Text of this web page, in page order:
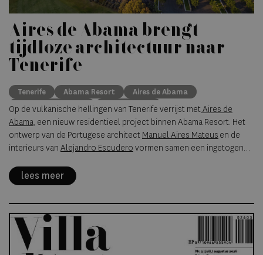
Aires de Abama brengt
tijdloze architectuur naar
Tenerife
Tenerife Abama Resort
Aires de Abama
Luxury Real Estate
Second Home
Abama Luxury Residences
Op de vulkanische hellingen van Tenerife verrijst metAires de
Abama, een nieuw residentieel project binnen Abama Resort. Het
ontwerp van de Portugese architect Manuel Aires Mateus en de
interieurs van Alejandro Escudero vormen samen een ingetogen
materiaalgebruik elkaar versterken.
lees meer